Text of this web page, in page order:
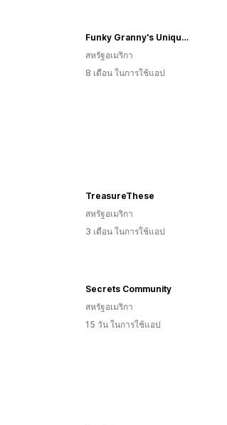
Funky Granny's Unique Boutique
สหรัฐอเมริกา
8 เดือน ในการใช้แอป
TreasureThese
สหรัฐอเมริกา
3 เดือน ในการใช้แอป
Secrets Community
สหรัฐอเมริกา
15 วัน ในการใช้แอป